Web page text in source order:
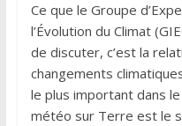
Ce que le Groupe
l’Évolution du Climat
de discuter, c’est la
changements
le plus important dans
météo sur Terre est le